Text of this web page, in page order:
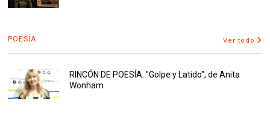
POESÍA Ver todo
RINCÓN DE POESÍA. "Golpe y Latido", de Anita
Wonham